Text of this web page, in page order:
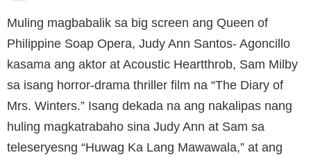
Muling magbabalik sa big screen ang Queen of
Philippine Soap Opera, Judy Ann Santos- Agoncillo
kasama ang aktor at Acoustic Heartthrob, Sam Milby
sa isang horror-drama thriller film na “The Diary of
Mrs. Winters.” Isang dekada na ang nakalipas nang
huling magkatrabaho sina Judy Ann at Sam sa
teleseryesng “Huwag Ka Lang Mawawala,” at ang